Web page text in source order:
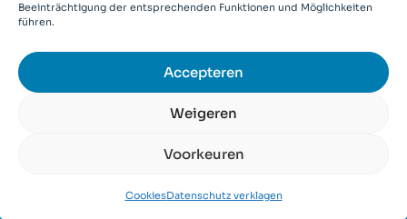
Beeinträchtigung der entsprechenden Funktionen und Möglichkeiten
führen.
Accepteren
Weigeren
Voorkeuren
CookiesDatenschutz verklagen
© 2026
Cookies